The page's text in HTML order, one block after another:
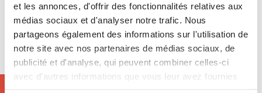
et les annonces, d'offrir des fonctionnalités relatives aux
médias sociaux et d'analyser notre trafic. Nous
partageons également des informations sur l'utilisation de
notre site avec nos partenaires de médias sociaux, de
publicité et d'analyse, qui peuvent combiner celles-ci
avec d'autres informations que vous leur avez fournies